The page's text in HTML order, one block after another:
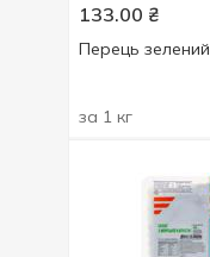
133.00 ₴
Перець зелений
за 1 кг